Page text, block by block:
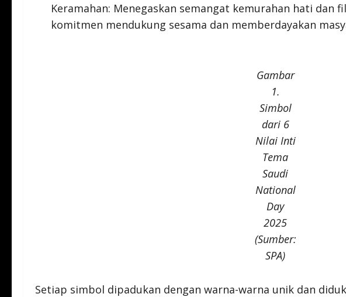
Keramahan: Menegaskan semangat kemurahan hati dan
komitmen mendukung sesama dan memberdayakan
Gambar
1.
Simbol
dari 6
Nilai Inti
Tema
Saudi
National
Day
2025
(Sumber:
SPA)
Setiap simbol dipadukan dengan warna-warna unik dan